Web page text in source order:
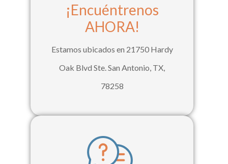
¡Encuéntrenos
AHORA!
Estamos ubicados en 21750 Hardy
Oak Blvd Ste. San Antonio, TX,
78258